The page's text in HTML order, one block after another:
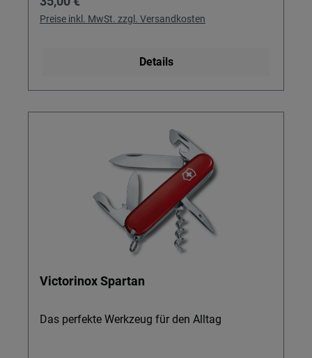
Preise inkl. MwSt. zzgl. Versandkosten
Details
Victorinox Spartan
Das perfekte Werkzeug für den Alltag